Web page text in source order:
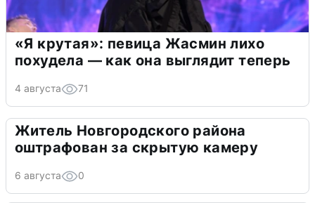
«Я крутая»: певица Жасмин лихо
похудела — как она выглядит теперь
4 августа 71
Житель Новгородского района
оштрафован за скрытую камеру
6 августа 0